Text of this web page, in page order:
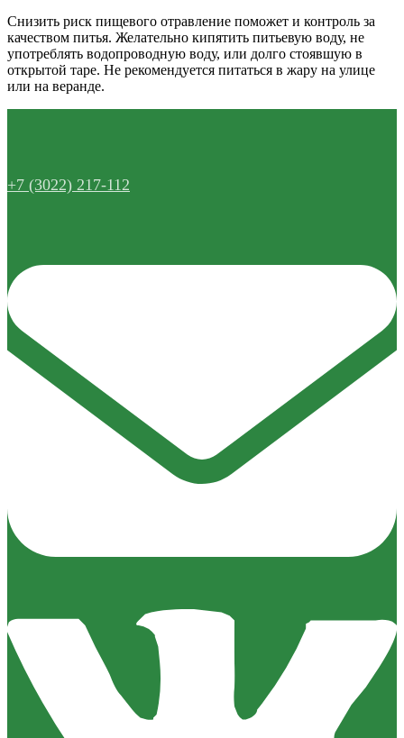
Снизить риск пищевого отравление поможет и контроль за
качеством питья. Желательно кипятить питьевую воду, не
употреблять водопроводную воду, или долго стоявшую в
открытой таре. Не рекомендуется питаться в жару на улице
или на веранде.
+7 (3022) 217-112